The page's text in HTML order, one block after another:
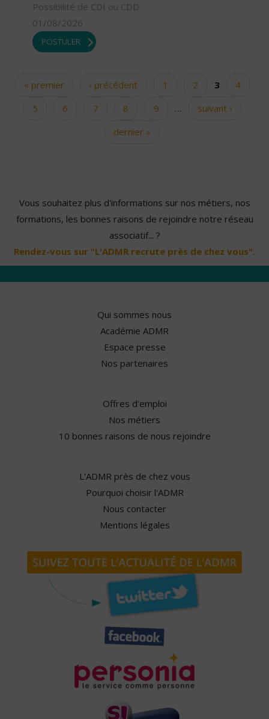
Possibilité de CDI ou CDD
01/08/2026
POSTULER
Pages« premier ‹ précédent 1 2 3
4
5
6 7 8 9 …
suivant ›
dernier »
Vous souhaitez plus d'informations sur nos métiers, nos
formations, les bonnes raisons de rejoindre notre réseau
associatif... ?
Rendez-vous sur "L'ADMR recrute près de chez vous".
Qui sommes nous
Académie ADMR
Espace presse
Nos partenaires
Offres d'emploi
Nos métiers
10 bonnes raisons de nous rejoindre
L'ADMR près de chez vous
Pourquoi choisir l'ADMR
Nous contacter
Mentions légales